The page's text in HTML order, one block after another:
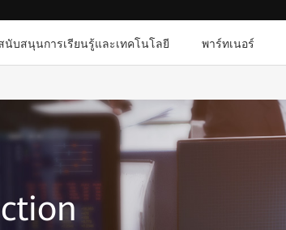
นับสนุนการเรียนรู้และเทคโนโลยี พาร์ทเนอร์